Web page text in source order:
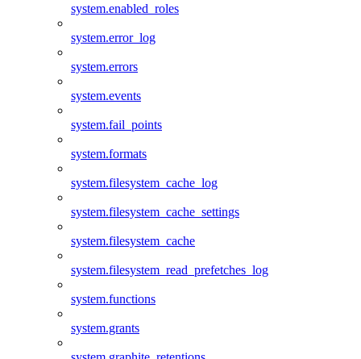
system.enabled_roles
system.error_log
system.errors
system.events
system.fail_points
system.formats
system.filesystem_cache_log
system.filesystem_cache_settings
system.filesystem_cache
system.filesystem_read_prefetches_log
system.functions
system.grants